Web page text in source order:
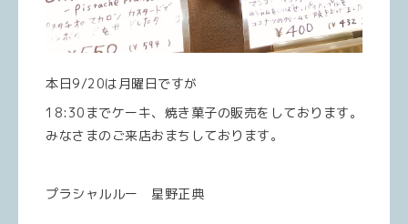
本日9/20は月曜日ですが
18:30までケーキ、焼き菓子の販売をしております。
みなさまのご来店おまちしております。
プラシャルルー 星野正典